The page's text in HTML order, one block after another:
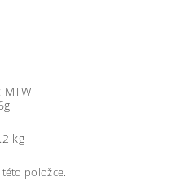
MTW
kg
položce.